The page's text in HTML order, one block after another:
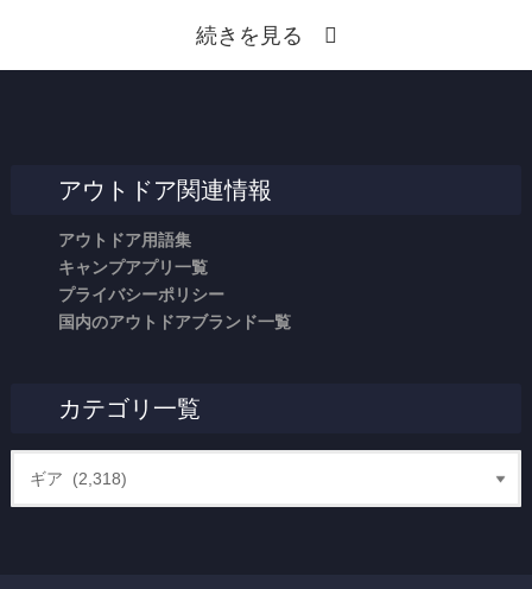
続きを見る
アウトドア関連情報
アウトドア用語集
キャンプアプリ一覧
プライバシーポリシー
国内のアウトドアブランド一覧
カテゴリ一覧